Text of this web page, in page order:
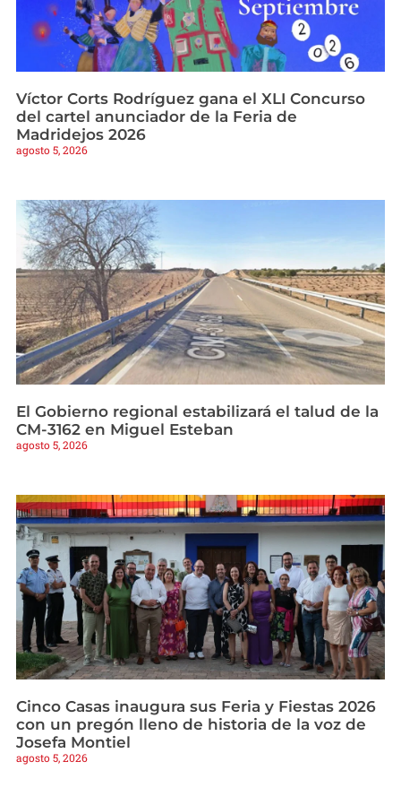
Víctor Corts Rodríguez gana el XLI Concurso
del cartel anunciador de la Feria de
Madridejos 2026
agosto 5, 2026
El Gobierno regional estabilizará el talud de la
CM-3162 en Miguel Esteban
agosto 5, 2026
Cinco Casas inaugura sus Feria y Fiestas 2026
con un pregón lleno de historia de la voz de
Josefa Montiel
agosto 5, 2026